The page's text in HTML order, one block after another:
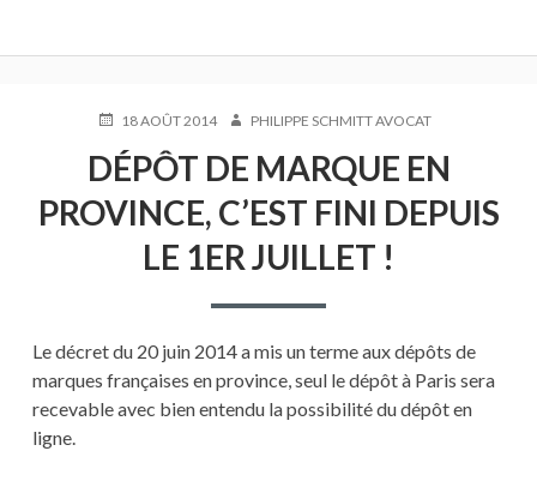
PUBLIÉ18 AOÛT 2014 AUTEURPHILIPPE SCHMITT AVOCAT
DÉPÔT DE MARQUE EN
PROVINCE, C’EST FINI DEPUIS
LE 1ER JUILLET !
Le décret du 20 juin 2014 a mis un terme aux dépôts de
marques françaises en province, seul le dépôt à Paris sera
recevable avec bien entendu la possibilité du dépôt en
ligne.